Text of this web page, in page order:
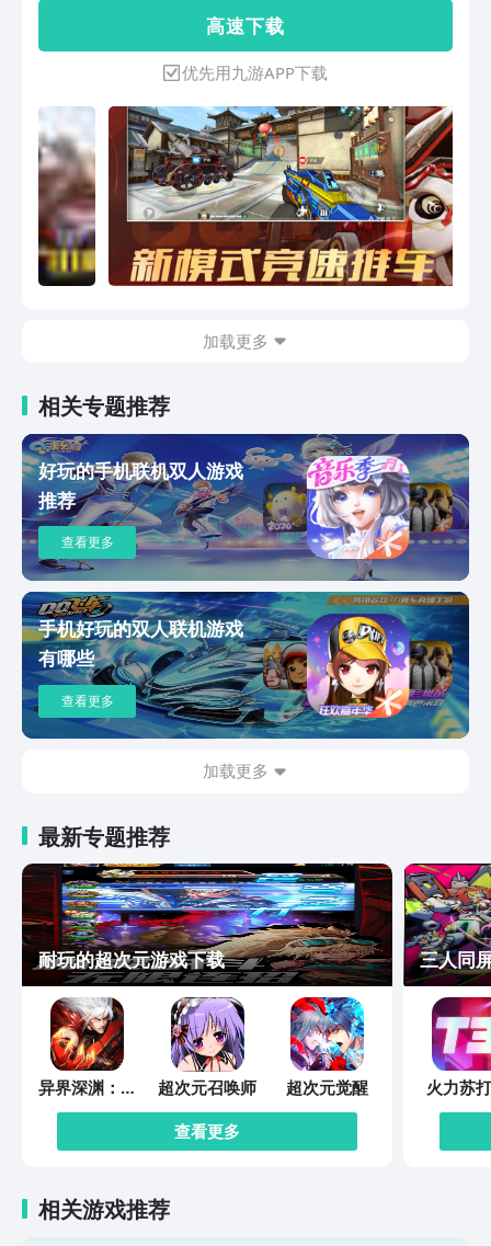
丰富的互动元素。整备室中，与人形少女
轻松互动；休息室中，用镜头捕捉她的姿
态瞬间，享受别样的温馨时光。
置，依靠配合制胜！胜负全靠操作，不卖
数值，父子局全凭手速教对手做人！
高 速 下 载
优先用九游APP下载
加载更多
相关专题推荐
好玩的手机联机双人游戏
推荐
查看更多
手机好玩的双人联机游戏
有哪些
查看更多
加载更多
最新专题推荐
耐玩的超次元游戏下载
异界深渊：觉
醒
超次元召唤师
超次元觉醒
查看更多
三人同
火力苏
相关游戏推荐